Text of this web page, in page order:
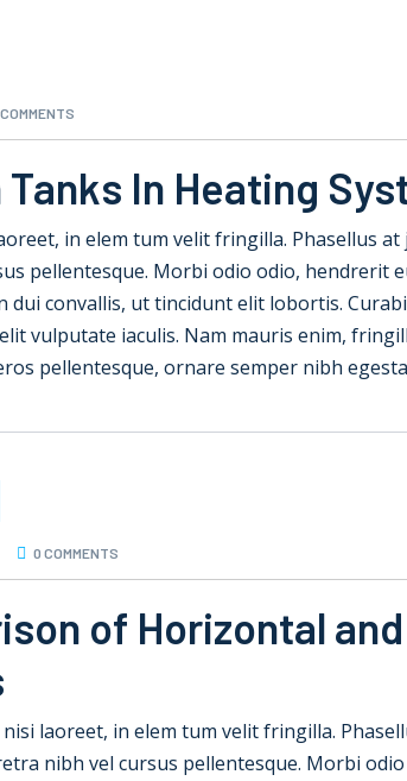
In Heating
in elem tum velit fringilla. Phasellus
pellentesque. Morbi odio odio, hendrerit
dui convallis, ut tincidunt elit lobortis.
vulputate iaculis. Nam mauris enim,
pellentesque, ornare semper nibh
0 COMMENTS
of Horizontal
nisi laoreet, in elem tum velit fringilla.
nibh vel cursus pellentesque. Morbi